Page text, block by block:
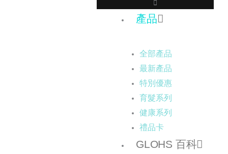
產品
全部產品
最新產品
特別優惠
育髮系列
健康系列
禮品卡
GLOHS 百科